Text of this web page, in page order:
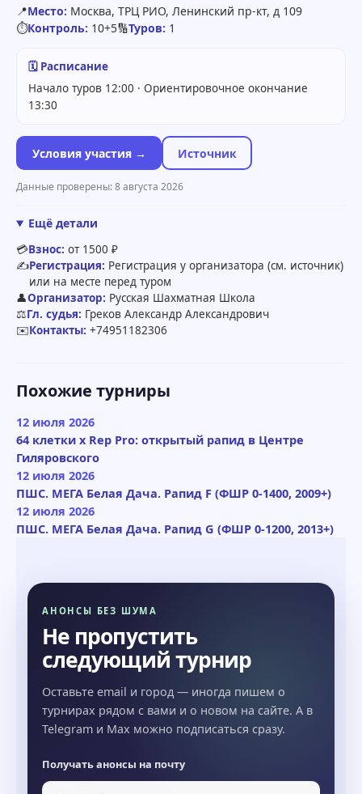
📍Место: Москва, ТРЦ РИО, Ленинский пр-кт, д 109
⏱Контроль: 10+5🔢Туров: 1
🗓 Расписание
Начало туров 12:00 · Ориентировочное окончание
13:30
Условия участия → Источник
Данные проверены: 8 августа 2026
Ещё детали
💳Взнос: от 1500 ₽
✍️Регистрация: Регистрация у организатора (см. источник)
или на месте перед туром
👤Организатор: Русская Шахматная Школа
⚖️Гл. судья: Греков Александр Александрович
✉️Контакты: +74951182306
Похожие турниры
12 июля 2026
64 клетки x Rep Pro: открытый рапид в Центре
Гиляровского
12 июля 2026
ПШС. МЕГА Белая Дача. Рапид F (ФШР 0-1400, 2009+)
12 июля 2026
ПШС. МЕГА Белая Дача. Рапид G (ФШР 0-1200, 2013+)
АНОНСЫ БЕЗ ШУМА
Не пропустить
следующий турнир
Оставьте email и город — иногда пишем о
турнирах рядом с вами и о новом на сайте. А в
Telegram и Max можно подписаться сразу.
Получать анонсы на почту